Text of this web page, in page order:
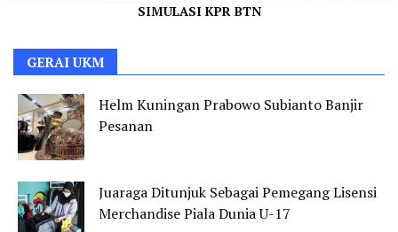
SIMULASI KPR BTN
GERAI UKM
Helm Kuningan Prabowo Subianto Banjir
Pesanan
Juaraga Ditunjuk Sebagai Pemegang Lisensi
Merchandise Piala Dunia U-17